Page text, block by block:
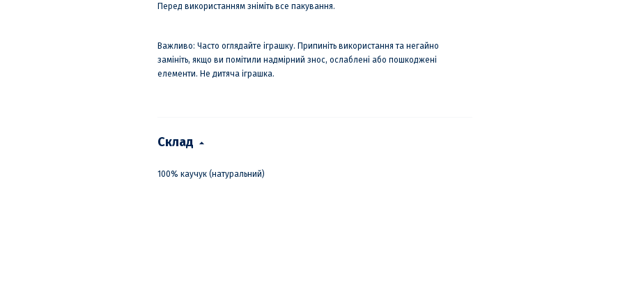
Перед використанням зніміть все пакування.
Важливо: Часто оглядайте іграшку. Припиніть використання та негайно
замініть, якщо ви помітили надмірний знос, ослаблені або пошкоджені
елементи. Не дитяча іграшка.
Склад
100% каучук (натуральний)